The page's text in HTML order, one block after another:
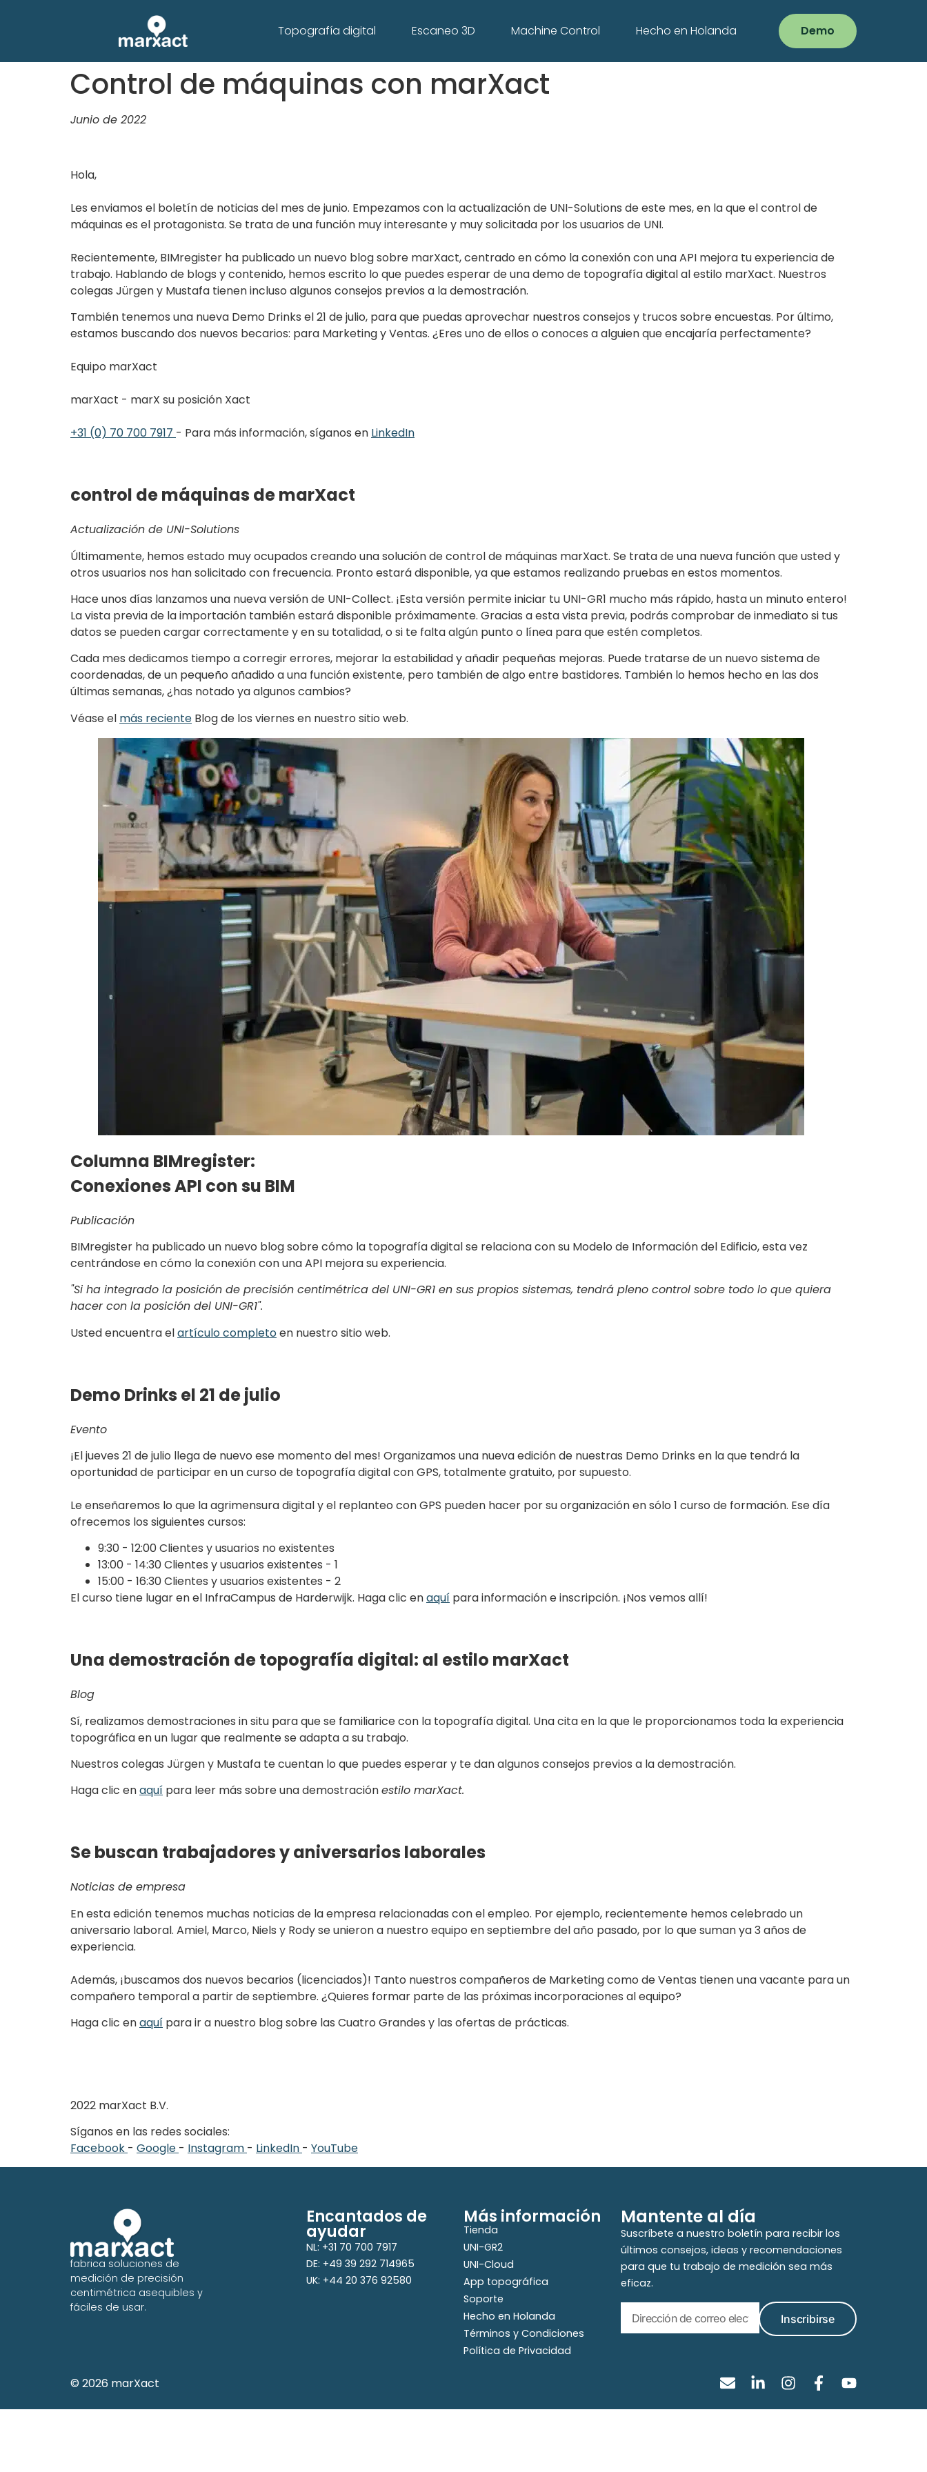
Topografía digital Escaneo 3D Machine Control Hecho en Holanda Demo
Control de máquinas con marXact
Junio de 2022
Hola,
Les enviamos el boletín de noticias del mes de junio. Empezamos con la actualización de UNI-Solutions de este mes, en la que el control de
máquinas es el protagonista. Se trata de una función muy interesante y muy solicitada por los usuarios de UNI.
Recientemente, BIMregister ha publicado un nuevo blog sobre marXact, centrado en cómo la conexión con una API mejora tu experiencia de
trabajo. Hablando de blogs y contenido, hemos escrito lo que puedes esperar de una demo de topografía digital al estilo marXact. Nuestros
colegas Jürgen y Mustafa tienen incluso algunos consejos previos a la demostración.
También tenemos una nueva Demo Drinks el 21 de julio, para que puedas aprovechar nuestros consejos y trucos sobre encuestas. Por último,
estamos buscando dos nuevos becarios: para Marketing y Ventas. ¿Eres uno de ellos o conoces a alguien que encajaría perfectamente?
Equipo marXact
marXact - marX su posición Xact
+31 (0) 70 700 7917 - Para más información, síganos en LinkedIn
control de máquinas de marXact
Actualización de UNI-Solutions
Últimamente, hemos estado muy ocupados creando una solución de control de máquinas marXact. Se trata de una nueva función que usted y
otros usuarios nos han solicitado con frecuencia. Pronto estará disponible, ya que estamos realizando pruebas en estos momentos.
Hace unos días lanzamos una nueva versión de UNI-Collect. ¡Esta versión permite iniciar tu UNI-GR1 mucho más rápido, hasta un minuto entero!
La vista previa de la importación también estará disponible próximamente. Gracias a esta vista previa, podrás comprobar de inmediato si tus
datos se pueden cargar correctamente y en su totalidad, o si te falta algún punto o línea para que estén completos.
Cada mes dedicamos tiempo a corregir errores, mejorar la estabilidad y añadir pequeñas mejoras. Puede tratarse de un nuevo sistema de
coordenadas, de un pequeño añadido a una función existente, pero también de algo entre bastidores. También lo hemos hecho en las dos
últimas semanas, ¿has notado ya algunos cambios?
Véase el más reciente Blog de los viernes en nuestro sitio web.
Columna BIMregister:
Conexiones API con su BIM
Publicación
BIMregister ha publicado un nuevo blog sobre cómo la topografía digital se relaciona con su Modelo de Información del Edificio, esta vez
centrándose en cómo la conexión con una API mejora su experiencia.
"Si ha integrado la posición de precisión centimétrica del UNI-GR1 en sus propios sistemas, tendrá pleno control sobre todo lo que quiera
hacer con la posición del UNI-GR1".
Usted encuentra elartículo completoen nuestro sitio web.
Demo Drinks el 21 de julio
Evento
¡El jueves 21 de julio llega de nuevo ese momento del mes! Organizamos una nueva edición de nuestras Demo Drinks en la que tendrá la
oportunidad de participar en un curso de topografía digital con GPS, totalmente gratuito, por supuesto.
Le enseñaremos lo que la agrimensura digital y el replanteo con GPS pueden hacer por su organización en sólo 1 curso de formación. Ese día
ofrecemos los siguientes cursos:
9:30 - 12:00 Clientes y usuarios no existentes
13:00 - 14:30 Clientes y usuarios existentes - 1
15:00 - 16:30 Clientes y usuarios existentes - 2
El curso tiene lugar en el InfraCampus de Harderwijk. Haga clic enaquí para información e inscripción. ¡Nos vemos allí!
Una demostración de topografía digital: al estilo marXact
Blog
Sí, realizamos demostraciones in situ para que se familiarice con la topografía digital. Una cita en la que le proporcionamos toda la experiencia
topográfica en un lugar que realmente se adapta a su trabajo.
Nuestros colegas Jürgen y Mustafa te cuentan lo que puedes esperar y te dan algunos consejos previos a la demostración.
Haga clic enaquí para leer más sobre una demostraciónestilo marXact.
Se buscan trabajadores y aniversarios laborales
Noticias de empresa
En esta edición tenemos muchas noticias de la empresa relacionadas con el empleo. Por ejemplo, recientemente hemos celebrado un
aniversario laboral. Amiel, Marco, Niels y Rody se unieron a nuestro equipo en septiembre del año pasado, por lo que suman ya 3 años de
experiencia.
Además, ¡buscamos dos nuevos becarios (licenciados)! Tanto nuestros compañeros de Marketing como de Ventas tienen una vacante para un
compañero temporal a partir de septiembre. ¿Quieres formar parte de las próximas incorporaciones al equipo?
Haga clic enaquí para ir a nuestro blog sobre las Cuatro Grandes y las ofertas de prácticas.
2022 marXact B.V.
Síganos en las redes sociales:
Facebook - Google - Instagram - LinkedIn - YouTube
fabrica soluciones de
medición de precisión
centimétrica asequibles y
fáciles de usar.
Encantados de
ayudar
NL: +31 70 700 7917
DE: +49 39 292 714965
UK: +44 20 376 92580
Más información
Tienda
UNI-GR2
UNI-Cloud
App topográfica
Soporte
Hecho en Holanda
Términos y Condiciones
Política de Privacidad
Mantente al día
Suscríbete a nuestro boletín para recibir los
últimos consejos, ideas y recomendaciones
para que tu trabajo de medición sea más
eficaz.
Inscribirse
© 2026 marXact